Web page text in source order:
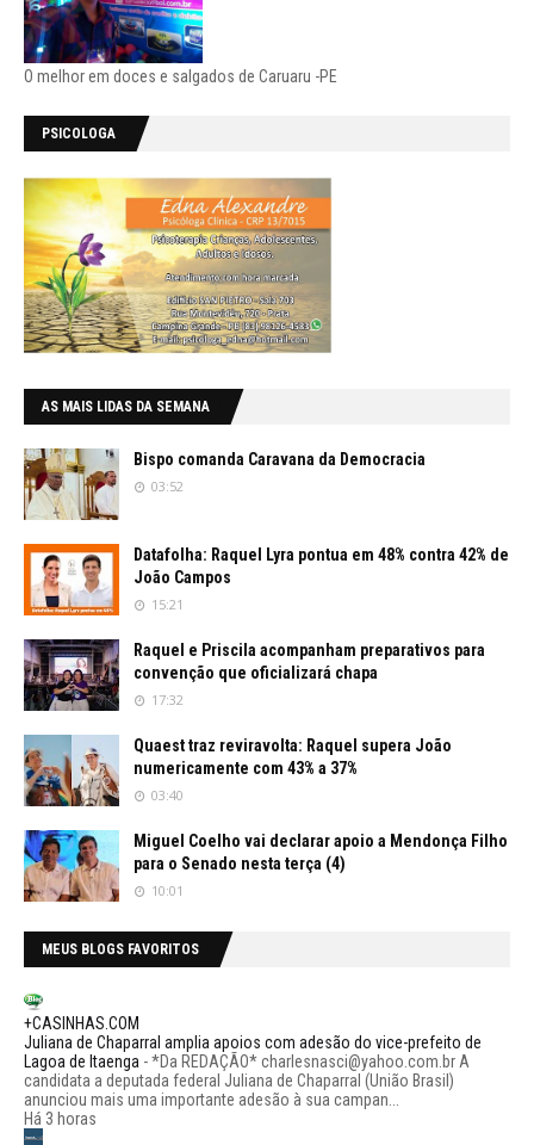
O melhor em doces e salgados de Caruaru -PE
PSICOLOGA
AS MAIS LIDAS DA SEMANA
Bispo comanda Caravana da Democracia
03:52
Datafolha: Raquel Lyra pontua em 48% contra 42% de
João Campos
15:21
Raquel e Priscila acompanham preparativos para
convenção que oficializará chapa
17:32
Quaest traz reviravolta: Raquel supera João
numericamente com 43% a 37%
03:40
Miguel Coelho vai declarar apoio a Mendonça Filho
para o Senado nesta terça (4)
10:01
MEUS BLOGS FAVORITOS
+CASINHAS.COM
Juliana de Chaparral amplia apoios com adesão do vice-prefeito de
Lagoa de Itaenga -*Da REDAÇÃO* charlesnasci@yahoo.com.br A
candidata a deputada federal Juliana de Chaparral (União Brasil)
anunciou mais uma importante adesão à sua campan...
Há 3 horas